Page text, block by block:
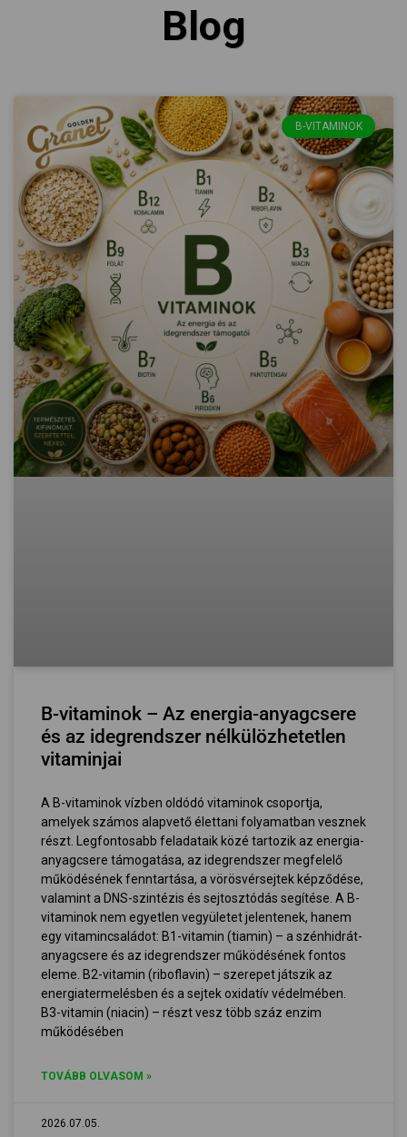
Blog
B-VITAMINOK
B-vitaminok – Az energia-anyagcsere
és az idegrendszer nélkülözhetetlen
vitaminjai
A B-vitaminok vízben oldódó vitaminok csoportja,
amelyek számos alapvető élettani folyamatban vesznek
részt. Legfontosabb feladataik közé tartozik az energia-
anyagcsere támogatása, az idegrendszer megfelelő
működésének fenntartása, a vörösvérsejtek képződése,
valamint a DNS-szintézis és sejtosztódás segítése. A B-
vitaminok nem egyetlen vegyületet jelentenek, hanem
egy vitamincsaládot: B1-vitamin (tiamin) – a szénhidrát-
anyagcsere és az idegrendszer működésének fontos
eleme. B2-vitamin (riboflavin) – szerepet játszik az
energiatermelésben és a sejtek oxidatív védelmében.
B3-vitamin (niacin) – részt vesz több száz enzim
működésében
TOVÁBB OLVASOM »
2026.07.05.